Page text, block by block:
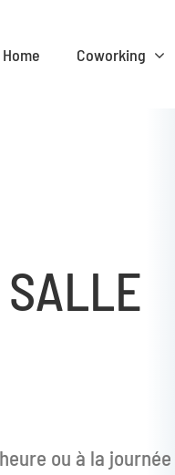
Home Coworking
ou à la journée